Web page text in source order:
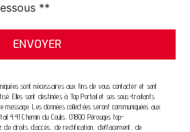
**
ENVOYER
sont nécessaires aux fins de vous contacter et sont
Elles sont destinées à Top Portail et ses sous-traitants
Les données collectées seront communiquées aux
441 Chemin du Coulis, 01800 Pérouges top-
de droits d’accès, de rectification, d’effacement, de